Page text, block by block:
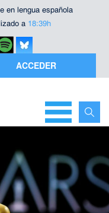
en lengua española
a 18:39h
ACCEDER